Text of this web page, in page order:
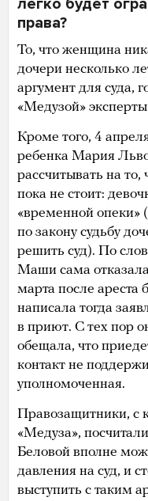
легко будет
права?
То, что женщина
дочери несколько
аргумент для суда,
«Медузой»
Кроме того, 4
ребенка Мария
рассчитывать на
пока не стоит:
«временной опеки»
по закону судьбу
решить суд). По
Маши сама
марта после
написала тогда
в приют. С тех пор
обещала, что
контакт не
уполномоченная.
Правозащитники, с
«Медуза»,
Беловой вполне
давления на суд, и
выступить с таким